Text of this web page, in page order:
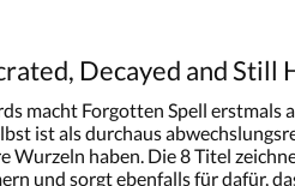
Decayed and Still
macht Forgotten Spell
ist als durchaus
haben. Die 8 Titel
und sorgt ebenfalls für dafür,